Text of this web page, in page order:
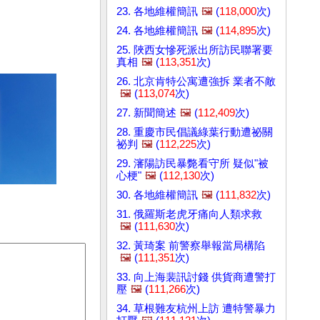
23. 各地維權簡訊 🖼️ (118,000次)
24. 各地維權簡訊 🖼️ (114,895次)
25. 陜西女慘死派出所訪民聯署要
真相 🖼️ (113,351次)
26. 北京肯特公寓遭強拆 業者不敵
🖼️ (113,074次)
27. 新聞簡述 🖼️ (112,409次)
28. 重慶市民倡議綠葉行動遭祕關
祕判 🖼️ (112,225次)
29. 瀋陽訪民暴斃看守所 疑似"被
心梗" 🖼️ (112,130次)
30. 各地維權簡訊 🖼️ (111,832次)
31. 俄羅斯老虎牙痛向人類求救
🖼️ (111,630次)
32. 黃琦案 前警察舉報當局構陷
🖼️ (111,351次)
33. 向上海裴訊討錢 供貨商遭警打
壓 🖼️ (111,266次)
34. 草根難友杭州上訪 遭特警暴力